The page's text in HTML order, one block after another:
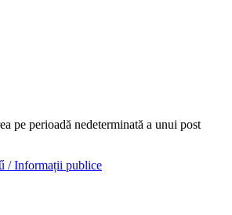
pe perioadă nedeterminată a unui post
/ Informații publice